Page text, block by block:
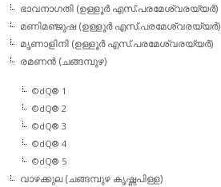
ഭാവനാഗതി (ഉള്ളൂര്‍ എസ്.പരമേശ്വരയ്യര്‍)
മണിമഞ്ജുഷ (ഉള്ളൂര്‍ എസ്.പരമേശ്വരയ്യര്‍)
മൃണാളിനി (ഉള്ളൂര്‍ എസ്.പരമേശ്വരയ്യര്‍)
രമണന്‍ (ചങ്ങമ്പുഴ)
©dQ® 1
©dQ® 2
©dQ® 3
©dQ® 4
©dQ® 5
വാഴക്കുല (ചങ്ങമ്പുഴ കൃഷ്ണപിള്ള)